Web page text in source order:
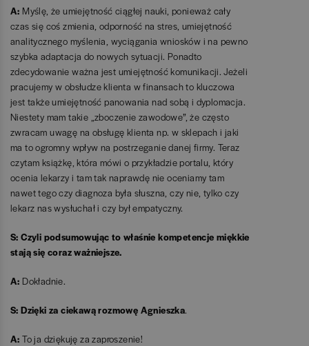
A: Myślę, że umiejętność ciągłej nauki, ponieważ cały
czas się coś zmienia, odporność na stres, umiejętność
analitycznego myślenia, wyciągania wniosków i na pewno
szybka adaptacja do nowych sytuacji. Ponadto
zdecydowanie ważna jest umiejętność komunikacji. Jeżeli
pracujemy w obsłudze klienta w finansach to kluczowa
jest także umiejętność panowania nad sobą i dyplomacja.
Niestety mam takie „zboczenie zawodowe”, że często
zwracam uwagę na obsługę klienta np. w sklepach i jaki
ma to ogromny wpływ na postrzeganie danej firmy. Teraz
czytam książkę, która mówi o przykładzie portalu, który
ocenia lekarzy i tam tak naprawdę nie oceniamy tam
nawet tego czy diagnoza była słuszna, czy nie, tylko czy
lekarz nas wysłuchał i czy był empatyczny.
S: Czyli podsumowując to właśnie kompetencje miękkie
stają się coraz ważniejsze.
A: Dokładnie.
S: Dzięki za ciekawą rozmowę Agnieszka.
A: To ja dziękuję za zaproszenie!